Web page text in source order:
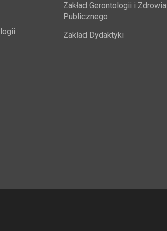
Zakład Gerontologii i Zdrowia
Publicznego
Zakład Dydaktyki